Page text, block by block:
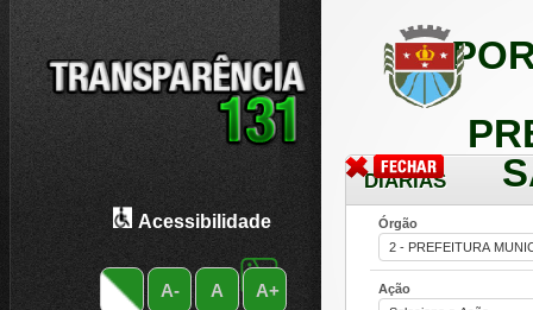
Acessibilidade
A- A A+
DIÁRIAS
Órgão
Ação